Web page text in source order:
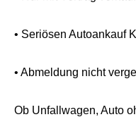
• Seriösen Autoankauf
• Abmeldung nicht
Ob Unfallwagen, Auto